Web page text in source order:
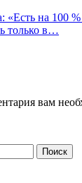
на 100
только в…
вам